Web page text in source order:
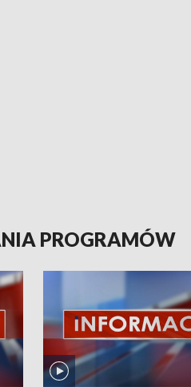
PROGRAMÓW